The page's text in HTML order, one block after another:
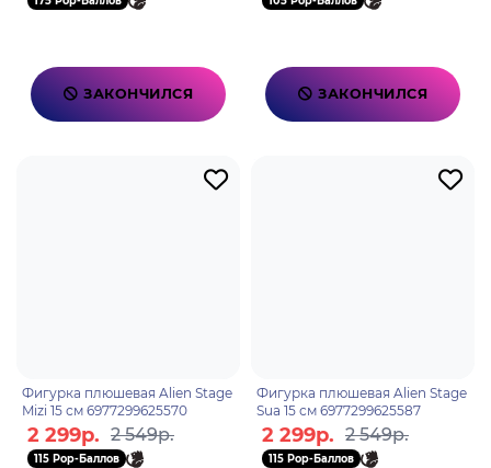
ЗАКОНЧИЛСЯ ЗАКОНЧИЛСЯ
Фигурка плюшевая Alien Stage
Mizi 15 см 6977299625570
2 299р. 2 549р.
115 Pop-Баллов
Фигурка плюшевая Alien Stage
Sua 15 см 6977299625587
2 299р. 2 549р.
115 Pop-Баллов